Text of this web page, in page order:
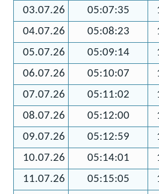
03.07.26
05:07:35
04.07.26
05:08:23
05.07.26
05:09:14
06.07.26
05:10:07
07.07.26
05:11:02
08.07.26
05:12:00
09.07.26
05:12:59
10.07.26
05:14:01
11.07.26
05:15:05